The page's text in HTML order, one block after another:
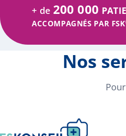
+ de 200 000
ACCOMPAGNÉS PAR FSK
Nos